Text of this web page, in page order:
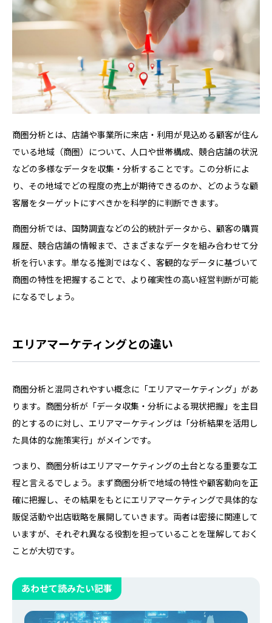
商圏分析とは、店舗や事業所に来店・利用が見込める顧客が住ん
でいる地域（商圏）について、人口や世帯構成、競合店舗の状況
などの多様なデータを収集・分析することです。この分析によ
り、その地域でどの程度の売上が期待できるのか、どのような顧
客層をターゲットにすべきかを科学的に判断できます。
商圏分析では、国勢調査などの公的統計データから、顧客の購買
履歴、競合店舗の情報まで、さまざまなデータを組み合わせて分
析を行います。単なる推測ではなく、客観的なデータに基づいて
商圏の特性を把握することで、より確実性の高い経営判断が可能
になるでしょう。
エリアマーケティングとの違い
商圏分析と混同されやすい概念に「エリアマーケティング」があ
ります。商圏分析が「データ収集・分析による現状把握」を主目
的とするのに対し、エリアマーケティングは「分析結果を活用し
た具体的な施策実行」がメインです。
つまり、商圏分析はエリアマーケティングの土台となる重要な工
程と言えるでしょう。まず商圏分析で地域の特性や顧客動向を正
確に把握し、その結果をもとにエリアマーケティングで具体的な
販促活動や出店戦略を展開していきます。両者は密接に関連して
いますが、それぞれ異なる役割を担っていることを理解しておく
ことが大切です。
あわせて読みたい記事